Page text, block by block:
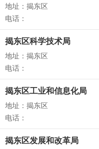
地址：揭东区
电话：
揭东区科学技术局
地址：揭东区
电话：
揭东区工业和信息化局
地址：揭东区
电话：
揭东区发展和改革局